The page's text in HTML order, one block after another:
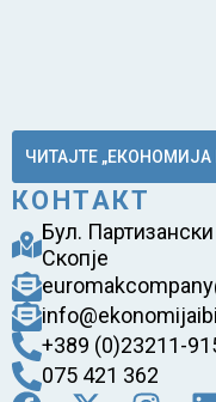
ЧИТАЈТЕ „ЕКОНОМИЈА
КОНТАКТ
Бул.
Скопје
+389 (0)23211-
075 421 362